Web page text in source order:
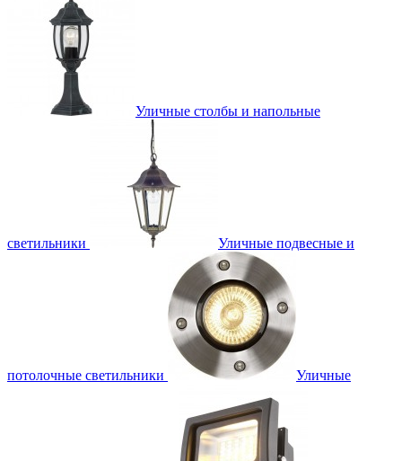
Уличные столбы и напольные
светильники Уличные подвесные и
потолочные светильники Уличные